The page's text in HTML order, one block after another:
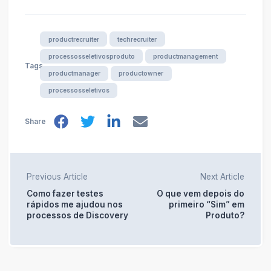
Tags
productrecruiter techrecruiter
processosseletivosproduto productmanagement
productmanager productowner
processosseletivos
Share
Previous Article
Como fazer testes
rápidos me ajudou nos
processos de Discovery
Next Article
O que vem depois do
primeiro “Sim” em
Produto?